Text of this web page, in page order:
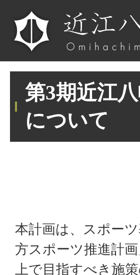
第3期近江
について
本計画は、スポー
方スポーツ推進計
上で目指すべき施